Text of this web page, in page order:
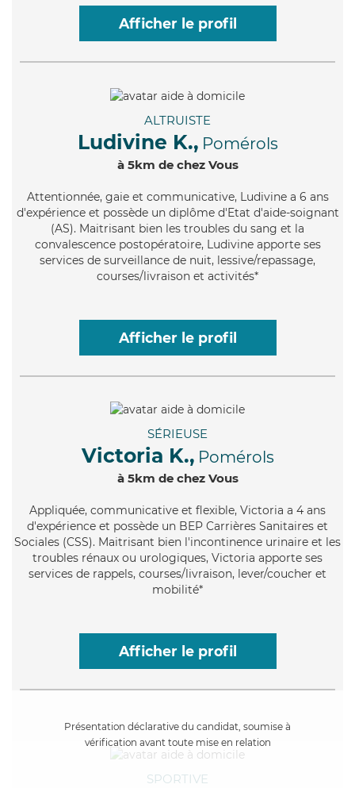
Afficher le profil
ALTRUISTE
Ludivine K., Pomérols
à 5km de chez Vous
Attentionnée, gaie et communicative, Ludivine a 6 ans
d'expérience et possède un diplôme d'Etat d'aide-soignant
(AS). Maitrisant bien les troubles du sang et la
convalescence postopératoire, Ludivine apporte ses
services de surveillance de nuit, lessive/repassage,
courses/livraison et activités*
Afficher le profil
SÉRIEUSE
Victoria K., Pomérols
à 5km de chez Vous
Appliquée, communicative et flexible, Victoria a 4 ans
d'expérience et possède un BEP Carrières Sanitaires et
Sociales (CSS). Maitrisant bien l'incontinence urinaire et les
troubles rénaux ou urologiques, Victoria apporte ses
services de rappels, courses/livraison, lever/coucher et
mobilité*
Afficher le profil
Présentation déclarative du candidat, soumise à
vérification avant toute mise en relation
SPORTIVE